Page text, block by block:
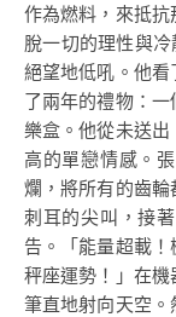
作為燃料，來抵
脫一切的理性與
絕望地低吼。他
了兩年的禮物：
樂盒。他從未送
高的單戀情感。
爛，將所有的齒
刺耳的尖叫，接
告。「能量超載
秤座運勢！」在
筆直地射向天空